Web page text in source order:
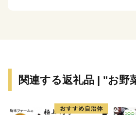
関連する返礼品 | "お野